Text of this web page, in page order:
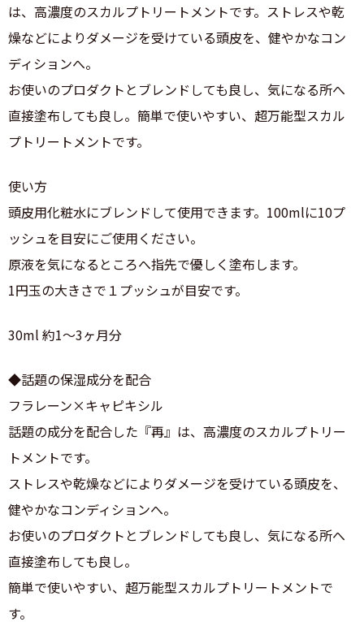
は、高濃度のスカルプトリートメントです。ストレスや乾
燥などによりダメージを受けている頭皮を、健やかなコン
ディションへ。
お使いのプロダクトとブレンドしても良し、気になる所へ
直接塗布しても良し。簡単で使いやすい、超万能型スカル
プトリートメントです。
使い方
頭皮用化粧水にブレンドして使用できます。100mlに10プ
ッシュを目安にご使用ください。
原液を気になるところへ指先で優しく塗布します。
1円玉の大きさで１プッシュが目安です。
30ml 約1〜3ヶ月分
◆話題の保湿成分を配合
フラレーン×キャピキシル
話題の成分を配合した『再』は、高濃度のスカルプトリー
トメントです。
ストレスや乾燥などによりダメージを受けている頭皮を、
健やかなコンディションへ。
お使いのプロダクトとブレンドしても良し、気になる所へ
直接塗布しても良し。
簡単で使いやすい、超万能型スカルプトリートメントで
す。